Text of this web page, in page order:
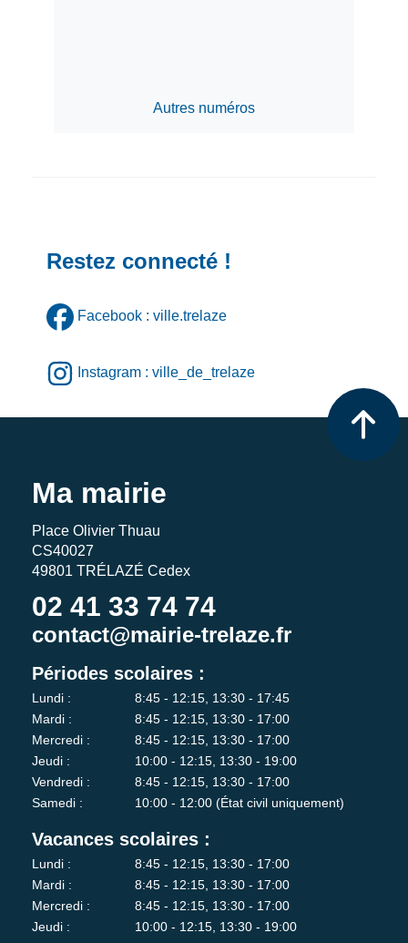
Autres numéros
Restez connecté !
Facebook : ville.trelaze
Instagram : ville_de_trelaze
Ma mairie
Place Olivier Thuau
CS40027
49801 TRÉLAZÉ Cedex
02 41 33 74 74
contact@mairie-trelaze.fr
Périodes scolaires :
Lundi :
8:45 - 12:15, 13:30 - 17:45
Mardi :
8:45 - 12:15, 13:30 - 17:00
Mercredi :
8:45 - 12:15, 13:30 - 17:00
Jeudi :
10:00 - 12:15, 13:30 - 19:00
Vendredi :
8:45 - 12:15, 13:30 - 17:00
Samedi :
10:00 - 12:00 (État civil uniquement)
Vacances scolaires :
Lundi :
8:45 - 12:15, 13:30 - 17:00
Mardi :
8:45 - 12:15, 13:30 - 17:00
Mercredi :
8:45 - 12:15, 13:30 - 17:00
Jeudi :
10:00 - 12:15, 13:30 - 19:00